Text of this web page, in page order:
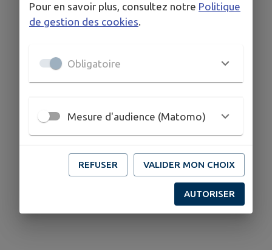
Pour en savoir plus, consultez notre Politique
de gestion des cookies.
Obligatoire
Mesure d'audience (Matomo)
REFUSER VALIDER MON CHOIX
AUTORISER